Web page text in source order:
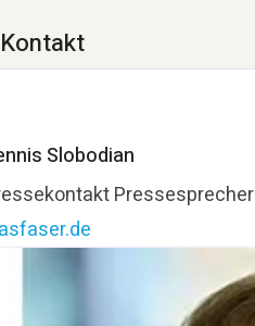
Kontakt
Slobodian
Pressesprecher